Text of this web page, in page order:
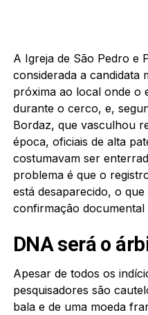
A Igreja de São Pedro e
considerada a candidata
próxima ao local onde o
durante o cerco, e,
Bordaz, que vasculhou
época, oficiais de alta
costumavam ser
problema é que o
está desaparecido, o
confirmação documental
DNA será o
Apesar de todos os
pesquisadores são
bala e de uma moeda